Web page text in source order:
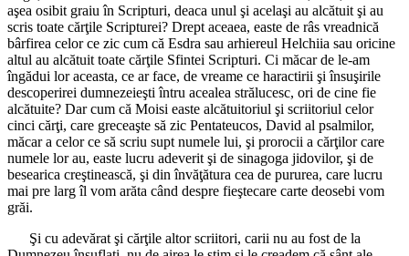
aşea osibit graiu în Scripturi, deaca unul şi acelaşi au alcătuit şi au
scris toate cărţile Scripturei? Drept aceaea, easte de râs vreadnică
bârfirea celor ce zic cum că Esdra sau arhiereul Helchiia sau oricine
altul au alcătuit toate cărţile Sfintei Scripturi. Ci măcar de le-am
îngădui lor aceasta, ce ar face, de vreame ce haractirii şi însuşirile
descoperirei dumnezeieşti întru acealea strălucesc, ori de cine fie
alcătuite? Dar cum că Moisi easte alcătuitoriul şi scriitoriul celor
cinci cărţi, care greceaşte să zic Pentateucos, David al psalmilor,
măcar a celor ce să scriu supt numele lui, şi prorocii a cărţilor care
numele lor au, easte lucru adeverit şi de sinagoga jidovilor, şi de
besearica creştinească, şi din învăţătura cea de pururea, care lucru
mai pre larg îl vom arăta când despre fieştecare carte deosebi vom
grăi.
Şi cu adevărat şi cărţile altor scriitori, carii nu au fost de la